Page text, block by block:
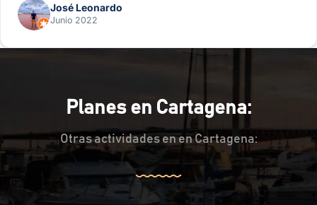
José Leonardo
Junio 2022
Planes en Cartagena:
Otras actividades en en Cartagena: